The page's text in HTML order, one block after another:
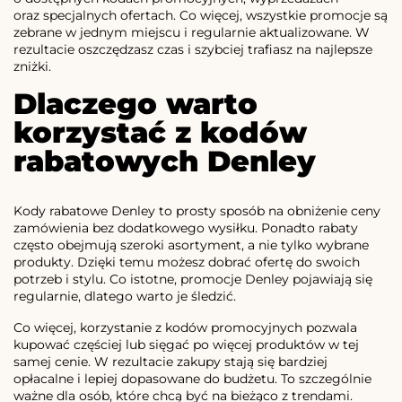
oraz specjalnych ofertach. Co więcej, wszystkie promocje są
zebrane w jednym miejscu i regularnie aktualizowane. W
rezultacie oszczędzasz czas i szybciej trafiasz na najlepsze
zniżki.
Dlaczego warto
korzystać z kodów
rabatowych Denley
Kody rabatowe Denley to prosty sposób na obniżenie ceny
zamówienia bez dodatkowego wysiłku. Ponadto rabaty
często obejmują szeroki asortyment, a nie tylko wybrane
produkty. Dzięki temu możesz dobrać ofertę do swoich
potrzeb i stylu. Co istotne, promocje Denley pojawiają się
regularnie, dlatego warto je śledzić.
Co więcej, korzystanie z kodów promocyjnych pozwala
kupować częściej lub sięgać po więcej produktów w tej
samej cenie. W rezultacie zakupy stają się bardziej
opłacalne i lepiej dopasowane do budżetu. To szczególnie
ważne dla osób, które chcą być na bieżąco z trendami.